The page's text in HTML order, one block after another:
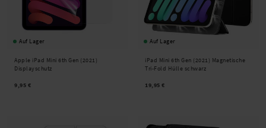
Auf Lager
Apple iPad Mini 6th Gen (2021)
Displayschutz
9,95 €
Auf Lager
iPad Mini 6th Gen (2021) Magnetische
Tri-Fold Hülle schwarz
19,95 €